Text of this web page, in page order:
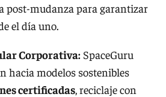
post-mudanza para garantizar
el día uno.
Corporativa:SpaceGuru
hacia modelos sostenibles
certificadas, reciclaje con